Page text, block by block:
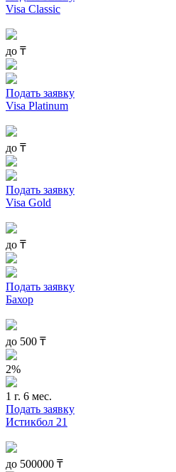
Visa Classic
до ₸
Подать заявку
Visa Platinum
до ₸
Подать заявку
Visa Gold
до ₸
Подать заявку
Бахор
до 500 ₸
2%
1 г. 6 мес.
Подать заявку
Истикбол 21
до 500000 ₸